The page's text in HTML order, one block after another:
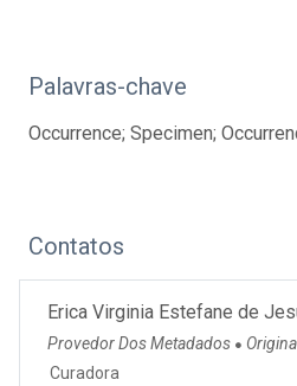
Palavras-chave
Occurrence; Specimen;
Contatos
Erica Virginia Estefane de
Provedor Dos Metadados ●
Curadora